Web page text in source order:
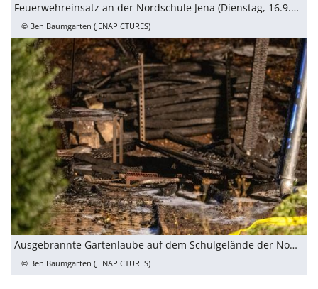
Feuerwehreinsatz an der Nordschule Jena (Dienstag, 16.9.2025)
© Ben Baumgarten (JENAPICTURES)
Ausgebrannte Gartenlaube auf dem Schulgelände der Norschule
© Ben Baumgarten (JENAPICTURES)